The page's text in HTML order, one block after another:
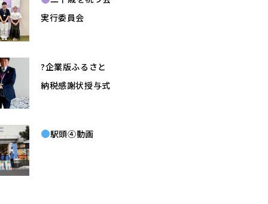
実行委員会
?企業版ふるさと
納税感謝状授与式
駅頭④動画